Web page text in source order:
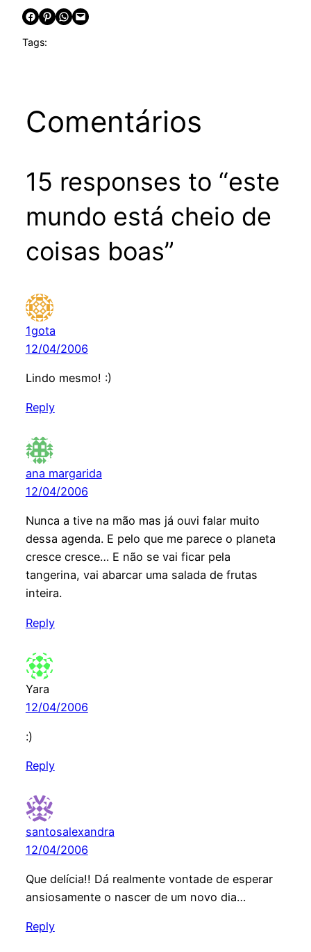
Share on Facebook Share on Pinterest Share on WhatsApp Email this Page
Tags:
Comentários
15 responses to “este
mundo está cheio de
coisas boas”
1gota
12/04/2006
Lindo mesmo! :)
Reply
ana margarida
12/04/2006
Nunca a tive na mão mas já ouvi falar muito
dessa agenda. E pelo que me parece o planeta
cresce cresce… E não se vai ficar pela
tangerina, vai abarcar uma salada de frutas
inteira.
Reply
Yara
12/04/2006
:)
Reply
santosalexandra
12/04/2006
Que delícia!! Dá realmente vontade de esperar
ansiosamente o nascer de um novo dia…
Reply